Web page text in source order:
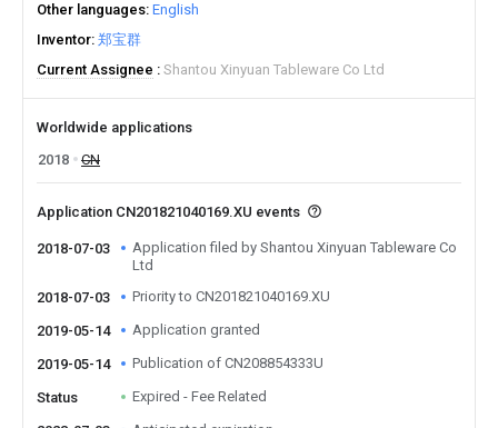
Other languages English
Inventor 郑宝群
Current Assignee
Shantou Xinyuan Tableware Co Ltd
Worldwide applications
2018
CN
Application CN201821040169.XU events
2018-07-03
Application filed by Shantou Xinyuan Tableware Co
Ltd
2018-07-03
Priority to CN201821040169.XU
2019-05-14 Application granted
2019-05-14 Publication of CN208854333U
Status Expired - Fee Related